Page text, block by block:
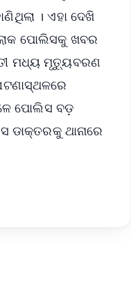
। ଏହା ଦେଖି
ପୋଲିସକୁ ଖବର
ମଧ୍ୟ ମୃତ୍ୟୁବରଣ
ପୋଲିସ ବଡ଼
ଡାକ୍ତରକୁ ଥାନାରେ